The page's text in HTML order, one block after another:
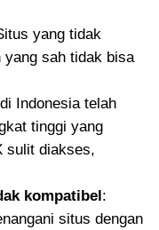
yang tidak
sah tidak bisa
Indonesia telah
tinggi yang
sulit diakses,
kompatibel:
situs dengan